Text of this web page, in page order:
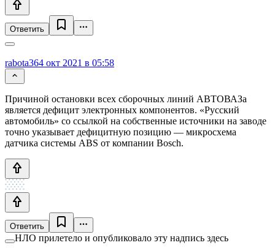
Ответить
rabota364 окт 2021 в 05:58
Причиной остановки всех сборочных линий АВТОВАЗа
является дефицит электронных компонентов. «Русский
автомобиль» со ссылкой на собственные источники на заводе
точно указывает дефицитную позицию — микросхема
датчика системы ABS от компании Bosch.
Ответить
НЛО прилетело и опубликовало эту надпись здесь